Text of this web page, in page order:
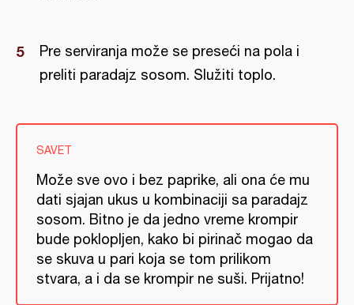
Pre serviranja može se preseći na pola i
preliti paradajz sosom. Služiti toplo.
SAVET
Može sve ovo i bez paprike, ali ona će mu
dati sjajan ukus u kombinaciji sa paradajz
sosom. Bitno je da jedno vreme krompir
bude poklopljen, kako bi pirinač mogao da
se skuva u pari koja se tom prilikom
stvara, a i da se krompir ne suši. Prijatno!